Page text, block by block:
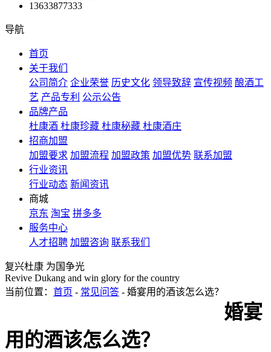
13633877333
导航
首页
关于我们
公司简介 企业荣誉 历史文化 领导致辞 宣传视频 酿酒工
艺 产品专利 公示公告
品牌产品
杜康酒 杜康珍藏 杜康秘藏 杜康酒庄
招商加盟
加盟要求 加盟流程 加盟政策 加盟优势 联系加盟
行业资讯
行业动态 新闻资讯
商城
京东 淘宝 拼多多
服务中心
人才招聘 加盟咨询 联系我们
复兴杜康 为国争光
Revive Dukang and win glory for the country
当前位置： 首页 - 常见问答 - 婚宴用的酒该怎么选？
婚宴
用的酒该怎么选？